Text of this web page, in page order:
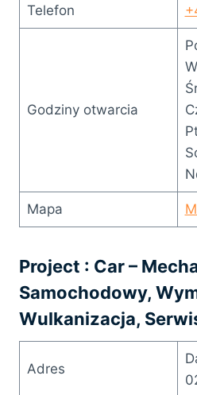
Telefon
Godziny otwarcia
Mapa
Project : Car –
Samochodowy,
Wulkanizacja,
Adres